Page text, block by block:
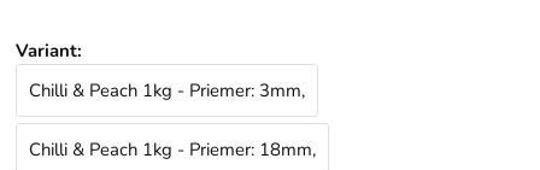
Variant:
Chilli & Peach 1kg - Priemer: 3mm,
Chilli & Peach 1kg - Priemer: 18mm,